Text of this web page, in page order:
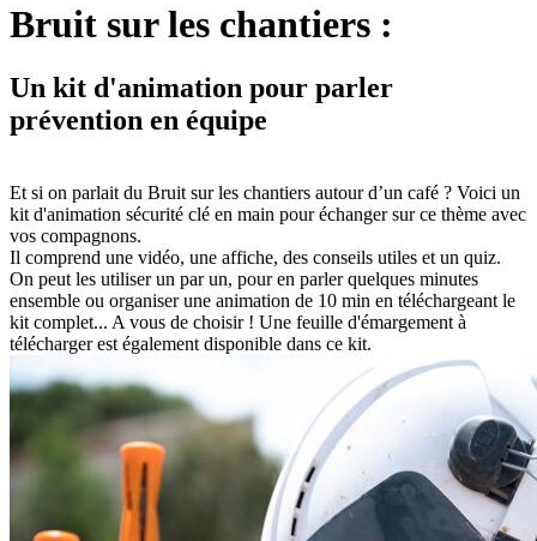
Bruit sur les chantiers :
Un kit d'animation pour parler
prévention en équipe
Et si on parlait du Bruit sur les chantiers autour d’un café ? Voici un
kit d'animation sécurité clé en main pour échanger sur ce thème avec
vos compagnons.
Il comprend une vidéo, une affiche, des conseils utiles et un quiz.
On peut les utiliser un par un, pour en parler quelques minutes
ensemble ou organiser une animation de 10 min en téléchargeant le
kit complet... A vous de choisir ! Une feuille d'émargement à
télécharger est également disponible dans ce kit.